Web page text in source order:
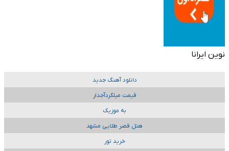
نوین ایرانا
دانلود آهنگ جدید
قیمت میلگردآجدار
به موزیک
هتل قصر طلایی مشهد
خرید تور